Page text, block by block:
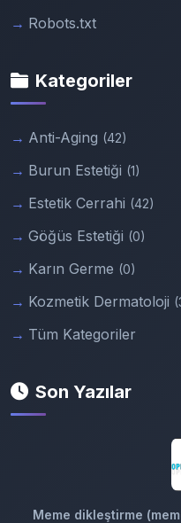
Robots.txt
Kategoriler
Anti-Aging (42)
Burun Estetiği (1)
Estetik Cerrahi (42)
Göğüs Estetiği (0)
Karın Germe (0)
Kozmetik Dermatoloji
Tüm Kategoriler
Son Yazılar
Meme dikleştirme